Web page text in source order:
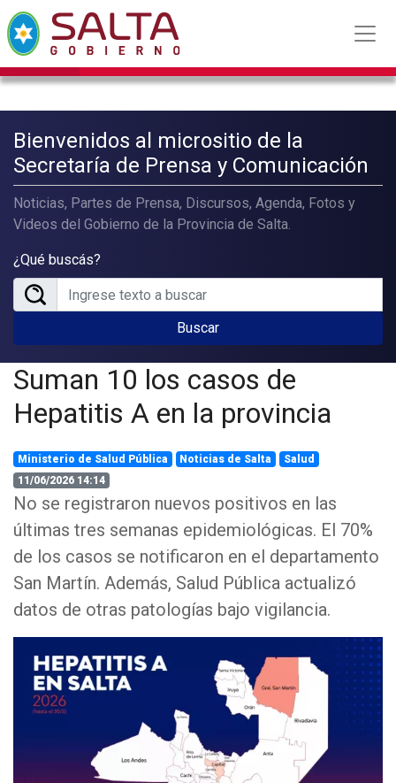
Bienvenidos al micrositio de la
Secretaría de Prensa y Comunicación
Noticias, Partes de Prensa, Discursos, Agenda, Fotos y
Videos del Gobierno de la Provincia de Salta.
¿Qué buscás?
Buscar
Suman 10 los casos de
Hepatitis A en la provincia
Ministerio de Salud Pública Noticias de Salta
Salud
11/06/2026 14:14
No se registraron nuevos positivos en las
últimas tres semanas epidemiológicas. El 70%
de los casos se notificaron en el departamento
San Martín. Además, Salud Pública actualizó
datos de otras patologías bajo vigilancia.